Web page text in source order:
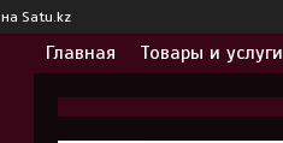
на Satu.kz
Главная Товары и услуги